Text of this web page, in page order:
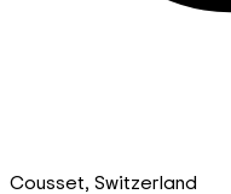
Cousset, Switzerland